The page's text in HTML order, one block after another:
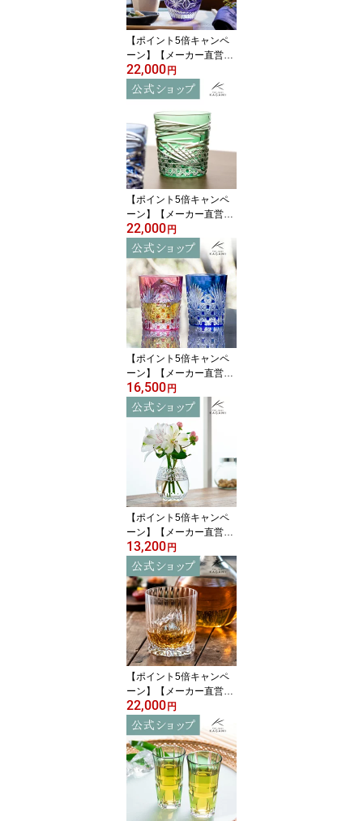
日プレゼント
【ポイント5倍キャンペ
ーン】【メーカー直営
店】江戸切子 カガミクリ
スタル タンブラーKAGA
MI T777-3028-CMP ＜麻
の葉＞ハイボールグラス
ビールグラス 名入れ ギ
フト贈答品 送別品 退職
記念品 結婚祝 内祝父の
日 母の日 古希祝 敬老の
日
22,000円
【ポイント5倍キャンペ
ーン】【メーカー直営
店】カガミクリスタル 江
戸切子KAGAMI T577-29
44-CGR＜舞＞グラス ロ
ック 緑 6色展開ギフト 贈
答品 自家用 送別品父の
日 母の日 敬老の日
22,000円
【ポイント5倍キャンペ
ーン】【メーカー直営
店】江戸切子 カガミクリ
スタルKAGAMI TPS370-
2943-AB＜笹っ葉に四角
籠目紋＞ペアグラス ロッ
ク グラス 赤 青ギフト ラ
ッピング無料 結婚祝 内
祝 贈答品 還暦祝 退職祝
父の日 母の日 敬老の日
16,500円
【ポイント5倍キャンペ
ーン】【メーカー直営店
直営店限定販売】江戸切
子 カガミクリスタルKAG
AMI F714-2998＜しずく
＞一輪挿し 花瓶 クリア
インテリアギフト ラッピ
ング無料 結婚祝 内祝 還
暦祝 古希祝母の日 敬老
の日 送別品 退職記念品
13,200円
【ポイント5倍キャンペ
ーン】【メーカー直営
店】カガミクリスタル K
AGAMIロックグラス ウ
イスキーグラス T429-29
94＜白露＞ギフト 結婚
祝 内祝 誕生祝 贈答品 記
念品 還暦祝 古希祝敬老
の日 父の日 母の日 退職
記念品
22,000円